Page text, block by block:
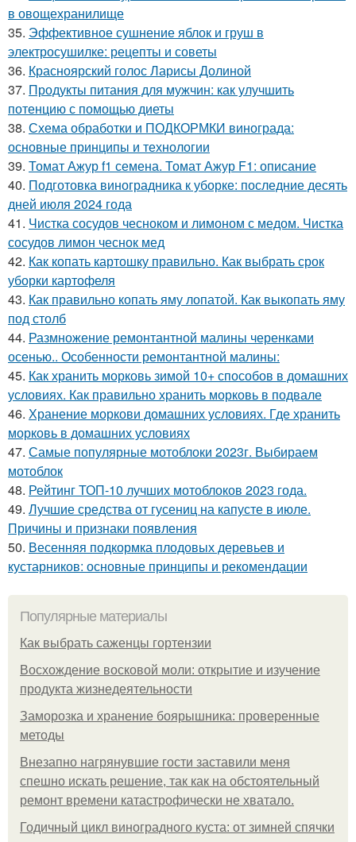
в овощехранилище
35. Эффективное сушнение яблок и груш в
электросушилке: рецепты и советы
36. Красноярский голос Ларисы Долиной
37. Продукты питания для мужчин: как улучшить
потенцию с помощью диеты
38. Схема обработки и ПОДКОРМКИ винограда:
основные принципы и технологии
39. Томат Ажур f1 семена. Томат Ажур F1: описание
40. Подготовка виноградника к уборке: последние десять
дней июля 2024 года
41. Чистка сосудов чесноком и лимоном с медом. Чистка
сосудов лимон чеснок мед
42. Как копать картошку правильно. Как выбрать срок
уборки картофеля
43. Как правильно копать яму лопатой. Как выкопать яму
под столб
44. Размножение ремонтантной малины черенками
осенью.. Особенности ремонтантной малины:
45. Как хранить морковь зимой 10+ способов в домашних
условиях. Как правильно хранить морковь в подвале
46. Хранение моркови домашних условиях. Где хранить
морковь в домашних условиях
47. Самые популярные мотоблоки 2023г. Выбираем
мотоблок
48. Рейтинг ТОП-10 лучших мотоблоков 2023 года.
49. Лучшие средства от гусениц на капусте в июле.
Причины и признаки появления
50. Весенняя подкормка плодовых деревьев и
кустарников: основные принципы и рекомендации
Популярные материалы
Как выбрать саженцы гортензии
Восхождение восковой моли: открытие и изучение
продукта жизнедеятельности
Заморозка и хранение боярышника: проверенные
методы
Внезапно нагрянувшие гости заставили меня
спешно искать решение, так как на обстоятельный
ремонт времени катастрофически не хватало.
Годичный цикл виноградного куста: от зимней спячки